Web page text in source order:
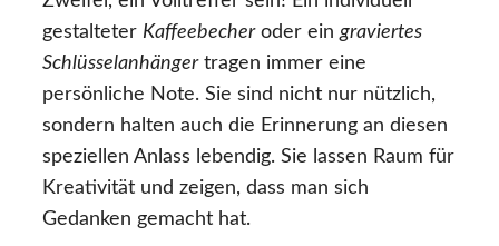
gestalteter Kaffeebecheroder eingraviertes
Schlüsselanhängertragen immer eine
persönliche Note. Sie sind nicht nur nützlich,
sondern halten auch die Erinnerung an diesen
speziellen Anlass lebendig. Sie lassen Raum für
Kreativität und zeigen, dass man sich
Gedanken gemacht hat.